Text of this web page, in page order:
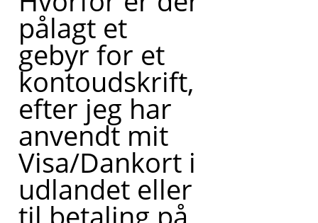
pålagt et
gebyr for et
kontoudskrift,
efter jeg har
anvendt mit
Visa/Dankort i
udlandet eller